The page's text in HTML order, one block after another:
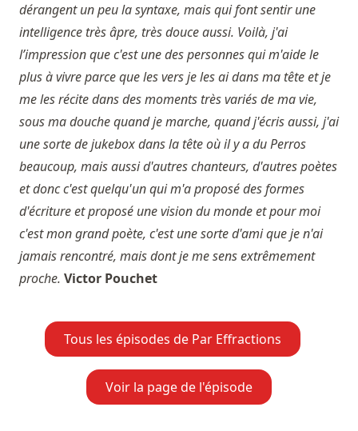
dérangent un peu la syntaxe, mais qui font sentir une
intelligence très âpre, très douce aussi. Voilà, j'ai
l’impression que c'est une des personnes qui m'aide le
plus à vivre parce que les vers je les ai dans ma tête et je
me les récite dans des moments très variés de ma vie,
sous ma douche quand je marche, quand j'écris aussi, j'ai
une sorte de jukebox dans la tête où il y a du Perros
beaucoup, mais aussi d'autres chanteurs, d'autres poètes
et donc c'est quelqu'un qui m'a proposé des formes
d'écriture et proposé une vision du monde et pour moi
c'est mon grand poète, c'est une sorte d'ami que je n'ai
jamais rencontré, mais dont je me sens extrêmement
proche. Victor Pouchet
Tous les épisodes de Par Effractions
Voir la page de l'épisode